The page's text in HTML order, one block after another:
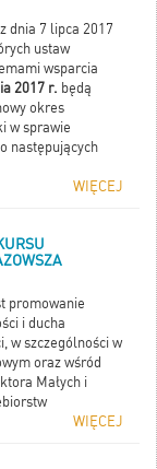
dnia 7 lipca 2017
ustaw
wsparcia
2017 r. będą
okres
w sprawie
następujących
WIĘCEJ
promowanie
i ducha
w szczególności w
oraz wśród
Małych i
WIĘCEJ